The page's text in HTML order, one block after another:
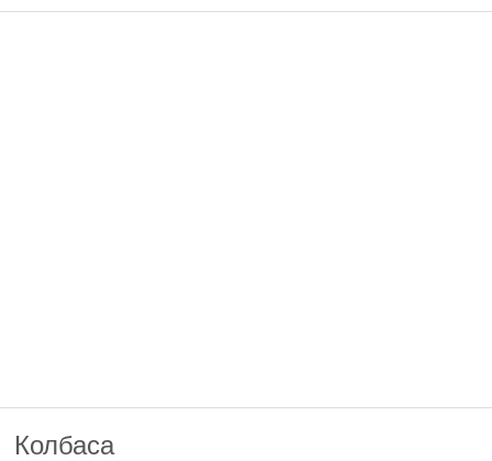
Колбаса